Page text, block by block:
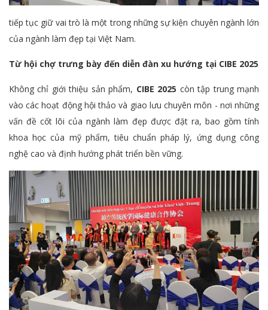
tiếp tục giữ vai trò là một trong những sự kiện chuyên ngành lớn
của ngành làm đẹp tại Việt Nam.
Từ hội chợ trưng bày đến diễn đàn xu hướng tại CIBE 2025
Không chỉ giới thiệu sản phẩm, CIBE 2025 còn tập trung mạnh
vào các hoạt động hội thảo và giao lưu chuyên môn - nơi những
vấn đề cốt lõi của ngành làm đẹp được đặt ra, bao gồm tính
khoa học của mỹ phẩm, tiêu chuẩn pháp lý, ứng dụng công
nghệ cao và định hướng phát triển bền vững.